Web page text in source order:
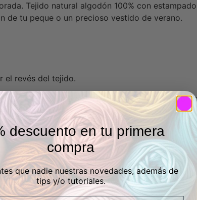
Tejido natural algodón 100% con
de tu peque o un precioso vestido de verano.
el revés del tejido.
líder mundial para productos textiles. Estos
se asegura al consumidor que los
descuento en tu primera
compra
que nadie nuestras novedades, además de
tips y/o tutoriales.